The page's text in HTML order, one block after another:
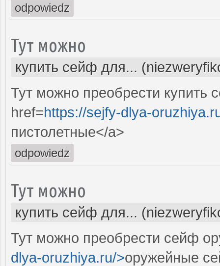
odpowiedz
Тут можно
купить сейф для...
Тут можно преобрести купить
href=https://sejfy-dlya-
пистолетные</a>
odpowiedz
Тут можно
купить сейф для...
Тут можно преобрести сейф
dlya-oruzhiya.ru/>оружейные